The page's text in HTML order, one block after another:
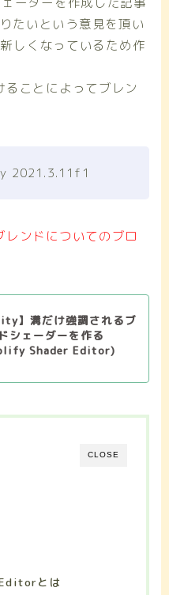
たいという意見を頂い
しくなっているため作
ことによってブレン
2021.3.11f1
ンドについてのブロ
】溝だけ強調されるブ
シェーダーを作る
Shader Editor)
CLOSE
とは